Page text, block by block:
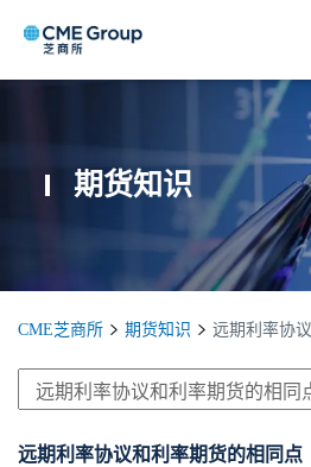
期货知识
CME芝商所 期货知识 远期利率协
远期利率协议和利率期货的相同点